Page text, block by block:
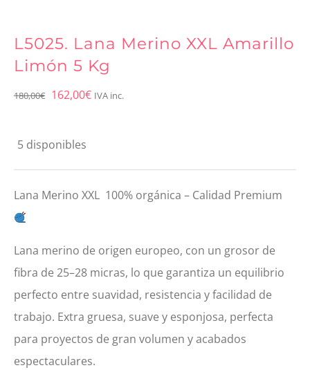
L5025. Lana Merino XXL Amarillo
Limón 5 Kg
180,00€ El
original
162,00€ElIVA inc.
5 disponibles
Lana Merino XXL 100% orgánica – Calidad Premium
Lana merino de origen europeo, con un grosor de
fibra de 25–28 micras, lo que garantiza un equilibrio
perfecto entre suavidad, resistencia y facilidad de
trabajo. Extra gruesa, suave y esponjosa, perfecta
para proyectos de gran volumen y acabados
espectaculares.